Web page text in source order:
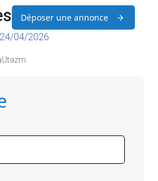
Déposer une annonce
24/04/2026